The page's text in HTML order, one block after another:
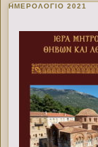
ΗΜΕΡΟΛΟΓΙΟ 2021